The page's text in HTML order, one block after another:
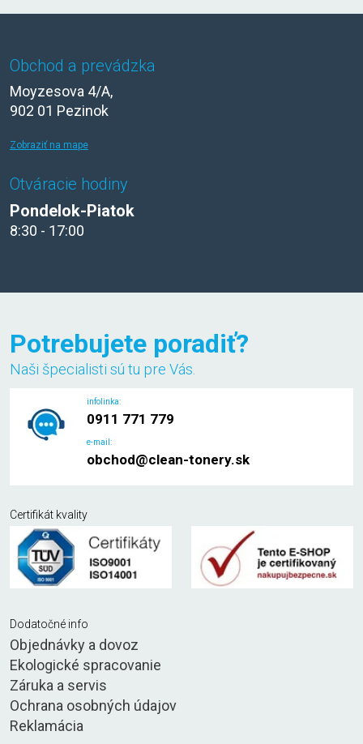
Obchod a prevádzka
Moyzesova 4/A,
902 01 Pezinok
Zobraziť na mape
Otváracie hodiny
Pondelok-Piatok
8:30 - 17:00
Potrebujete poradiť?
Naši špecialisti sú tu pre Vás.
infolinka:
0911 771 779
e-mail:
obchod@clean-tonery.sk
Certifikát kvality
Dodatočné info
Objednávky a dovoz
Ekologické spracovanie
Záruka a servis
Ochrana osobných údajov
Reklamácia